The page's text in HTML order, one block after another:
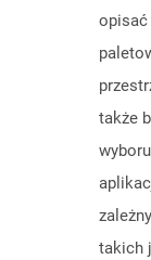
opisać
także
takich